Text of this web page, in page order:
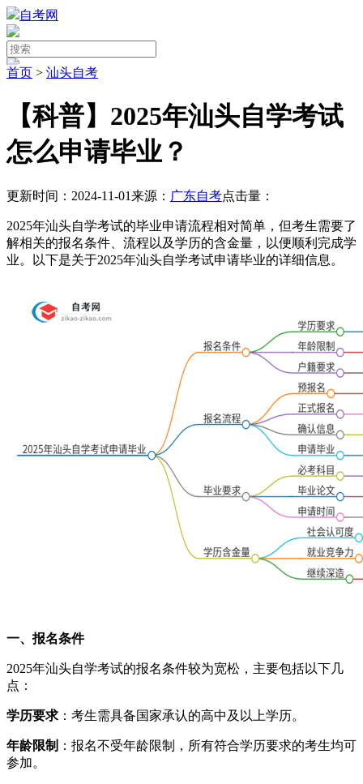
自考网
首页 > 汕头自考
【科普】2025年汕头自学考试
怎么申请毕业？
更新时间：2024-11-01来源： 广东自考点击量：
2025年汕头自学考试的毕业申请流程相对简单，但考生需要了
解相关的报名条件、流程以及学历的含金量，以便顺利完成学
业。以下是关于2025年汕头自学考试申请毕业的详细信息。
一、报名条件
2025年汕头自学考试的报名条件较为宽松，主要包括以下几
点：
学历要求 ：考生需具备国家承认的高中及以上学历。
年龄限制 ：报名不受年龄限制，所有符合学历要求的考生均可
参加。